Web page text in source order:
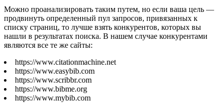
Можно проанализировать таким путем, но если ваша цель —
продвинуть определенный пул запросов, привязанных к
списку страниц, то лучше взять конкурентов, которых вы
нашли в результатах поиска. В нашем случае конкурентами
являются все те же сайты:
https://www.citationmachine.net
https://www.easybib.com
https://www.scribbr.com
https://www.bibme.org
https://www.mybib.com